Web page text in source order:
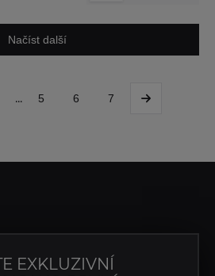
Načíst další
... 5 6 7
EXKLUZIVNÍ